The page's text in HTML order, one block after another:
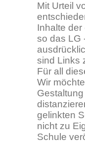
Mit Urteil
Inhalte
so das LG
sind Links
Für all
Wir
gelinkten
nicht zu
Schule